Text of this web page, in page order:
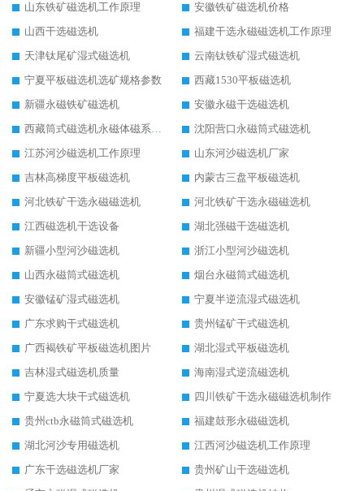
山东铁矿磁选机工作原理
安徽铁矿磁选机价格
山西干选磁选机
福建干选永磁磁选机工作原理
天津钛尾矿湿式磁选机
云南钛铁矿湿式磁选机
宁夏平板磁选机选矿规格参数
西藏1530平板磁选机
新疆永磁铁矿磁选机
安徽永磁干选磁选机
西藏筒式磁选机永磁体磁系设计
沈阳营口永磁筒式磁选机
江苏河沙磁选机工作原理
山东河沙磁选机厂家
吉林高梯度平板磁选机
内蒙古三盘平板磁选机
河北铁矿干选永磁磁选机
河北铁矿干选永磁磁选机
江西磁选机干选设备
湖北强磁干选磁选机
新疆小型河沙磁选机
浙江小型河沙磁选机
山西永磁筒式磁选机
烟台永磁筒式磁选机
安徽锰矿湿式磁选机
宁夏半逆流湿式磁选机
广东求购干式磁选机
贵州锰矿干式磁选机
广西褐铁矿平板磁选机图片
湖北湿式平板磁选机
吉林湿式磁选机质量
海南湿式逆流磁选机
宁夏选大块干式磁选机
四川铁矿干选永磁磁选机制作
贵州ctb永磁筒式磁选机
福建鼓形永磁磁选机
湖北河沙专用磁选机
江西河沙磁选机工作原理
广东干选磁选机厂家
贵州矿山干选磁选机